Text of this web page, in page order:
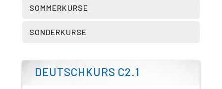
SOMMERKURSE
SONDERKURSE
DEUTSCHKURS C2.1